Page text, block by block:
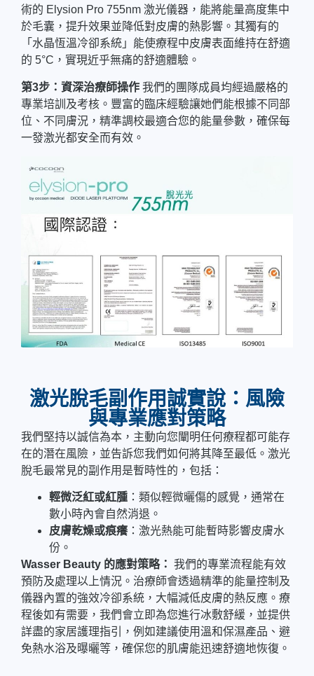
術的 Elysion Pro 755nm 激光儀器，能將能量高度集中
於毛囊，提升效果並降低對皮膚的熱影響。其獨有的
「水晶恆溫冷卻系統」能使療程中皮膚表面維持在舒適
的 5°C，實現近乎無痛的舒適體驗。
第3步：資深治療師操作 我們的團隊成員均經過嚴格的
專業培訓及考核。豐富的臨床經驗讓她們能根據不同部
位、不同膚況，精準調校最適合您的能量參數，確保每
一發激光都安全而有效。
激光脫毛副作用誠實說：風險
與專業應對策略
我們堅持以誠信為本，主動向您闡明任何療程都可能存
在的潛在風險，並告訴您我們如何將其降至最低。激光
脫毛最常見的副作用是暫時性的，包括：
輕微泛紅或紅腫 ：類似輕微曬傷的感覺，通常在
數小時內會自然消退。
皮膚乾燥或痕癢：激光熱能可能暫時影響皮膚水
份。
Wasser Beauty 的應對策略： 我們的專業流程能有效
預防及處理以上情況。治療師會透過精準的能量控制及
儀器內置的強效冷卻系統，大幅減低皮膚的熱反應。療
程後如有需要，我們會立即為您進行冰敷舒緩，並提供
詳盡的家居護理指引，例如建議使用溫和保濕產品、避
免熱水浴及曝曬等，確保您的肌膚能迅速舒適地恢復。